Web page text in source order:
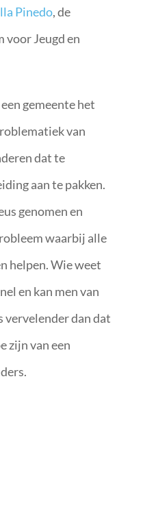
Pinedo, de
voor Jeugd en
gemeente het
van
dat te
aan te pakken.
genomen en
waarbij alle
helpen. Wie weet
en kan men van
vervelender dan dat
zijn van een